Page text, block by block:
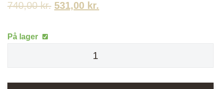
740,00kr. Den
740,00 kr..
531,00 kr.
531,00 kr..
På lager